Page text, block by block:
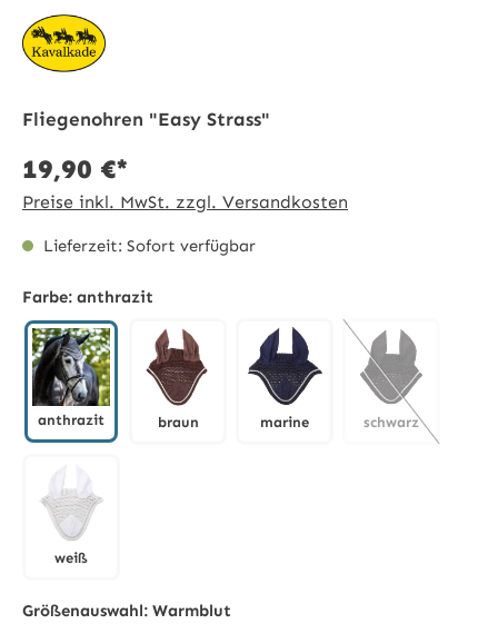
Fliegenohren "Easy Strass"
19,90 €*
Preise inkl. MwSt. zzgl. Versandkosten
Lieferzeit: Sofort verfügbar
Farbe: anthrazit
anthrazit braun marine schwarz
weiß
Größenauswahl: Warmblut